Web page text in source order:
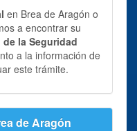
en Brea de Aragón o
a encontrar su
de la Seguridad
a la información de
este trámite.
de Aragón